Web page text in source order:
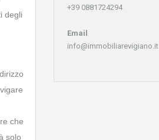
degli
che
solo
+39 0881724294
Email
info@immobiliarevigiano.it